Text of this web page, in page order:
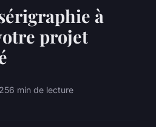
à
projet
6 min de lecture